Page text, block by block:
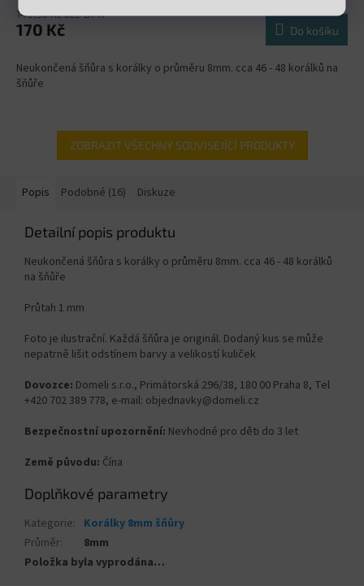
140,50 Kč bez DPH
170 Kč Do košíku
Neukončená šňůra s korálky o průměru 8mm. cca 46 - 48 korálků na
šňůře
ZOBRAZIT VŠECHNY SOUVISEJÍCÍ PRODUKTY
Popis Podobné (16) Diskuze
Detailní popis produktu
Neukončená šňůra s korálky o průměru 8mm. cca 46 - 48 korálků
na šňůře
Průtah 1 mm
Foto je ilustrační. Každá šňůra je originál. Dodaný kus se může
nepatrně lišit odstínem barvy a velikostí kuliček
Dovozce: Domeli s.r.o., Primátorská 296/38, 180 00 Praha 8, Tel
+420 702 389 778, e-mail: objednavky@domeli.cz
Bezpečnostní upozornění: Nevhodné pro děti do 3 let
Země původu: Čína
Doplňkové parametry
Kategorie: Korálky 8mm šňůry
Průměr:
8mm
Položka byla vyprodána…